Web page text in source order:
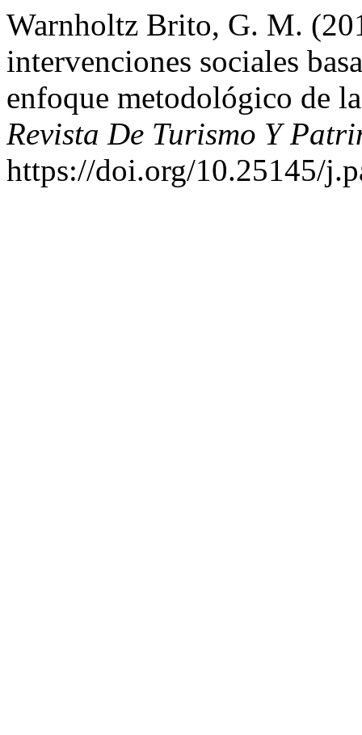
Warnholtz Brito, G. M.
intervenciones sociales
enfoque metodológico de
Revista De Turismo Y
https://doi.org/10.25145/